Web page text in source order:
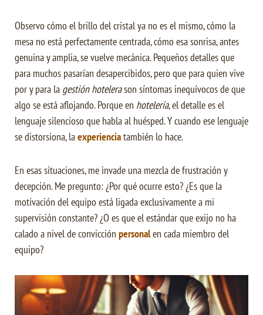
Observo cómo el brillo del cristal ya no es el mismo, cómo la
mesa no está perfectamente centrada, cómo esa sonrisa, antes
genuina y amplia, se vuelve mecánica. Pequeños detalles que
para muchos pasarían desapercibidos, pero que para quien vive
por y para la gestión hotelerason síntomas inequívocos de que
algo se está aflojando. Porque en hotelería, el detalle es el
lenguaje silencioso que habla al huésped. Y cuando ese lenguaje
se distorsiona, laexperienciatambién lo hace.
En esas situaciones, me invade una mezcla de frustración y
decepción. Me pregunto: ¿Por qué ocurre esto? ¿Es que la
motivación del equipo está ligada exclusivamente a mi
supervisión constante? ¿O es que el estándar que exijo no ha
calado a nivel de convicción personalen cada miembro del
equipo?
Puede